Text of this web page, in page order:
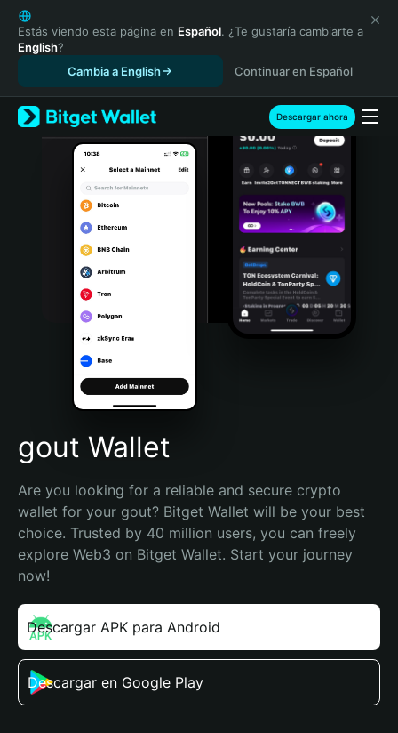
English
日本語
Tiếng Việt
Español (Latinoamérica)
Türkçe
Italiano
Português (Portugal)
Bahasa Indonesia
Português (Brasil)
Español (Argentina)
Estás viendo esta página en Español. ¿Te gustaría cambiarte a
English?
Cambia a English
Continuar en Español
Descargar ahora
gout Wallet
Are you looking for a reliable and secure crypto
wallet for your gout? Bitget Wallet will be your best
choice. Trusted by 40 million users, you can freely
explore Web3 on Bitget Wallet. Start your journey
now!
Descargar APK para Android
Descargar en Google Play